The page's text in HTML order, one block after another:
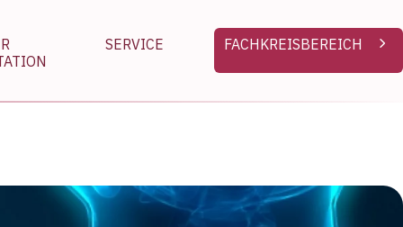
SERVICE FACHKREISBEREICH chevron_right